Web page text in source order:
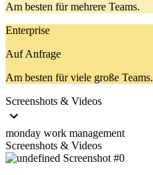
Am besten für mehrere Teams.
Enterprise
Auf Anfrage
Am besten für viele große Teams.
Screenshots & Videos
monday work management
Screenshots & Videos